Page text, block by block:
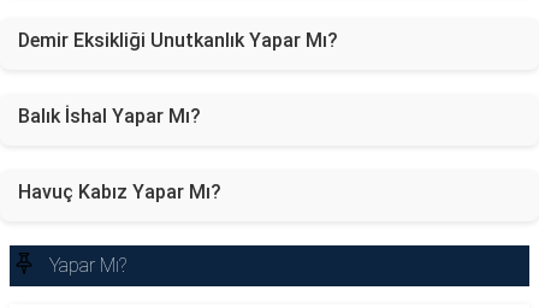
Demir Eksikliği Unutkanlık Yapar Mı?
Balık İshal Yapar Mı?
Havuç Kabız Yapar Mı?
Yapar Mı?